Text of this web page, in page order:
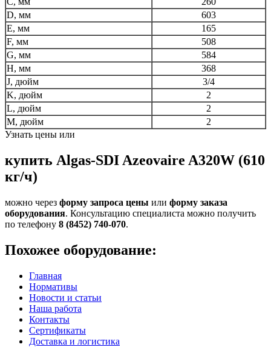
D, мм
603
E, мм
165
F, мм
508
G, мм
584
H, мм
368
J, дюйм
3/4
K, дюйм
2
L, дюйм
2
M, дюйм
2
Узнать цены или
купить Algas-SDI Azeovaire A320W (610
кг/ч)
можно через форму запроса цены или форму заказа
оборудования. Консультацию специалиста можно получить
по телефону 8 (8452) 740-070.
Похожее оборудование:
Главная
Нормативы
Новости и статьи
Наша работа
Контакты
Сертификаты
Доставка и логистика